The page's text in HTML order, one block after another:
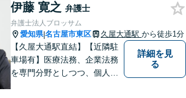
をもとに柔軟に対応いたしま
す。まずはご相談ください。
【土日祝、夜間の相談可】
伊藤 寛之 弁護士
弁護士法人ブロッサム
愛知県|名古屋市東区 久屋大通駅 から徒歩1分
【久屋大通駅直結】【近隣駐
車場有】医療法務、企業法務
を専門分野としつつ、個人の
詳細を見
る